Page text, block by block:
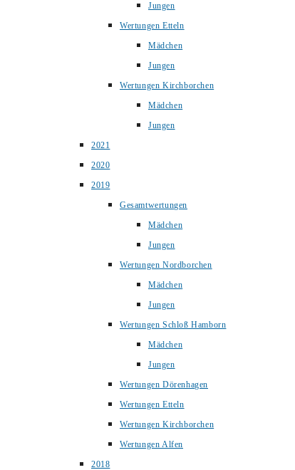
Jungen
Wertungen Etteln
Mädchen
Jungen
Wertungen Kirchborchen
Mädchen
Jungen
2021
2020
2019
Gesamtwertungen
Mädchen
Jungen
Wertungen Nordborchen
Mädchen
Jungen
Wertungen Schloß Hamborn
Mädchen
Jungen
Wertungen Dörenhagen
Wertungen Etteln
Wertungen Kirchborchen
Wertungen Alfen
2018